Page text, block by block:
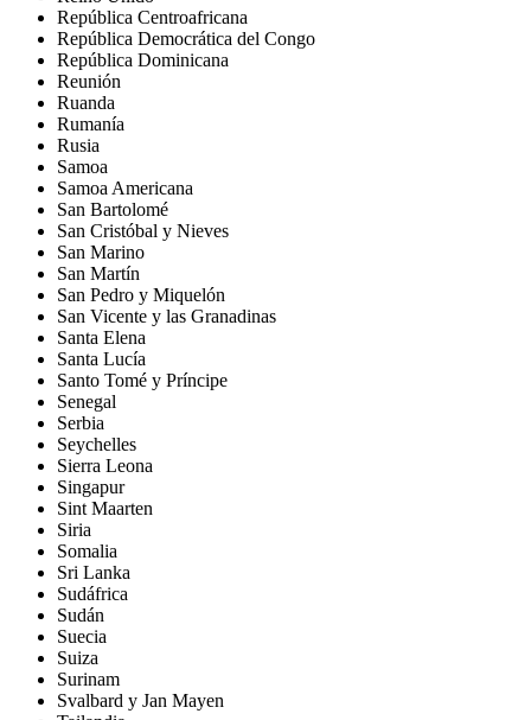
República Centroafricana
República Democrática del Congo
República Dominicana
Reunión
Ruanda
Rumanía
Rusia
Samoa
Samoa Americana
San Bartolomé
San Cristóbal y Nieves
San Marino
San Martín
San Pedro y Miquelón
San Vicente y las Granadinas
Santa Elena
Santa Lucía
Santo Tomé y Príncipe
Senegal
Serbia
Seychelles
Sierra Leona
Singapur
Sint Maarten
Siria
Somalia
Sri Lanka
Sudáfrica
Sudán
Suecia
Suiza
Surinam
Svalbard y Jan Mayen